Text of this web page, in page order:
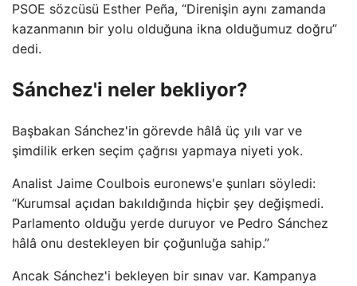
PSOE sözcüsü Esther Peña, “Direnişin aynı zamanda
kazanmanın bir yolu olduğuna ikna olduğumuz doğru”
dedi.
Sánchez'i neler bekliyor?
Başbakan Sánchez'in görevde hâlâ üç yılı var ve
şimdilik erken seçim çağrısı yapmaya niyeti yok.
Analist Jaime Coulbois euronews'e şunları söyledi:
“Kurumsal açıdan bakıldığında hiçbir şey değişmedi.
Parlamento olduğu yerde duruyor ve Pedro Sánchez
hâlâ onu destekleyen bir çoğunluğa sahip.”
Ancak Sánchez'i bekleyen bir sınav var. Kampanya